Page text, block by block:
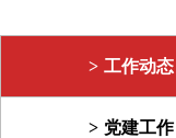
工作动态
党建工作